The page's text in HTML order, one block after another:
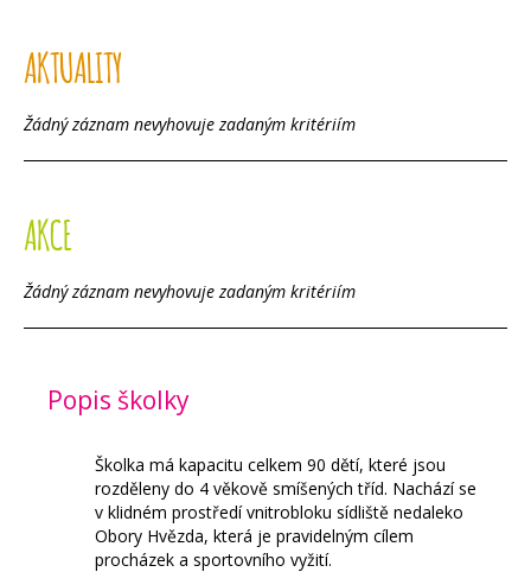
AKTUALITY
Žádný záznam nevyhovuje zadaným kritériím
AKCE
Žádný záznam nevyhovuje zadaným kritériím
Popis školky
Školka má kapacitu celkem 90 dětí, které jsou
rozděleny do 4 věkově smíšených tříd. Nachází se
v klidném prostředí vnitrobloku sídliště nedaleko
Obory Hvězda, která je pravidelným cílem
procházek a sportovního vyžití.